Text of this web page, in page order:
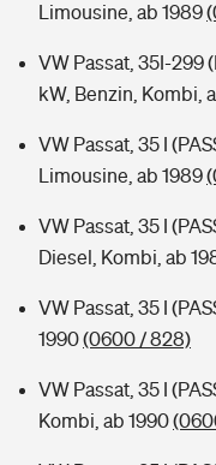
Limousine, ab 1989
VW Passat, 35I-299
kW, Benzin, Kombi,
VW Passat, 35 I
Limousine, ab 1989
VW Passat, 35 I
Diesel, Kombi, ab
VW Passat, 35 I
1990(0600 / 828)
VW Passat, 35 I
Kombi, ab 1990